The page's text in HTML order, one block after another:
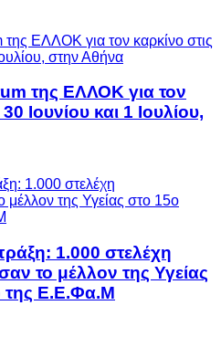
της ΕΛΛΟΚ για τον
Ιουνίου και 1 Ιουλίου,
1.000 στελέχη
το μέλλον της Υγείας
της Ε.Ε.Φα.Μ